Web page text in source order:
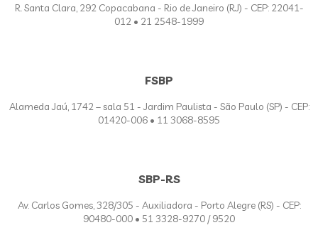
R. Santa Clara, 292 Copacabana - Rio de Janeiro (RJ) - CEP: 22041-
012 • 21 2548-1999
FSBP
Alameda Jaú, 1742 – sala 51 - Jardim Paulista - São Paulo (SP) - CEP:
01420-006 • 11 3068-8595
SBP-RS
Av. Carlos Gomes, 328/305 - Auxiliadora - Porto Alegre (RS) - CEP:
90480-000 • 51 3328-9270 / 9520